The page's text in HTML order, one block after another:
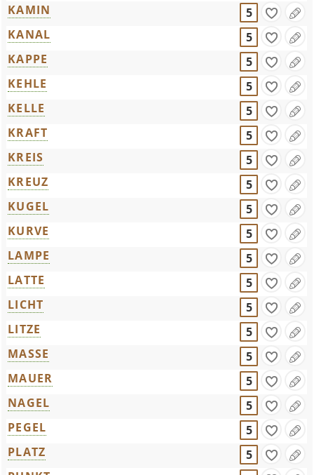
KAMIN
5
KANAL
5
KAPPE
5
KEHLE
5
KELLE
5
KRAFT
5
KREIS
5
KREUZ
5
KUGEL
5
KURVE
5
LAMPE
5
LATTE
5
LICHT
5
LITZE
5
MASSE
5
MAUER
5
NAGEL
5
PEGEL
5
PLATZ
5